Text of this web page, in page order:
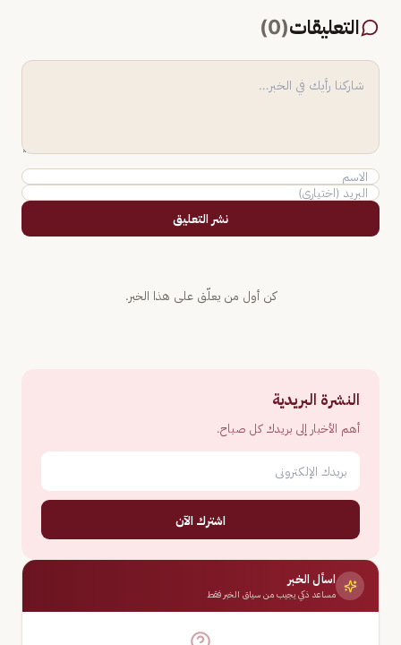
التعليقات(
0
)
نشر التعليق
كن أول من يعلّق على هذا الخبر.
النشرة البريدية
أهم الأخبار إلى بريدك كل صباح.
اشترك الآن
اسأل الخبر
مساعد ذكي يجيب من سياق الخبر فقط